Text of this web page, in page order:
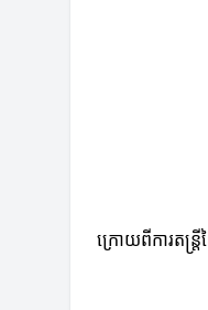
ក្រោយពីការតន្រ្